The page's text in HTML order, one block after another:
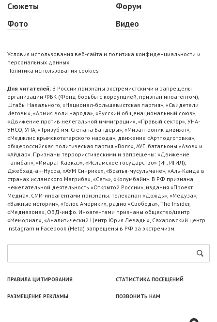
Сюжеты
Фото
Форум
Видео
Условия использования веб-сайта и политика конфиденциальности и
персональных данных
Политика использования cookies
Для читателей: В России признаны экстремистскими и запрещены
организации ФБК (Фонд борьбы с коррупцией, признан иноагентом),
Штабы Навального, «Национал-большевистская партия», «Свидетели
Иеговы», «Армия воли народа», «Русский общенациональный союз»,
«Движение против нелегальной иммиграции», «Правый сектор», УНА-
УНСО, УПА, «Тризуб им. Степана Бандеры», «Мизантропик дивижн»,
«Меджлис крымскотатарского народа», движение «Артподготовка»,
общероссийская политическая партия «Воля», АУЕ, батальоны «Азов» и
«Айдар». Признаны террористическими и запрещены: «Движение
Талибан», «Имарат Кавказ», «Исламское государство» (ИГ, ИГИЛ),
Джебхад-ан-Нусра, «АУМ Синрике», «Братья-мусульмане», «Аль-Каида в
странах исламского Магриба», «Сеть», «Колумбайн». В РФ признана
нежелательной деятельность «Открытой России», издания «Проект
Медиа». СМИ-иноагентами признаны: телеканал «Дождь», «Медуза»,
«Важные истории», «Голос Америки», радио «Свобода», The Insider,
«Медиазона», ОВД-инфо. Иноагентами признаны общество/центр
«Мемориал», «Аналитический Центр Юрия Левады», Сахаровский центр.
Instagram и Facebook (Metа) запрещены в РФ за экстремизм.
ПРАВИЛА ЦИТИРОВАНИЯ СТАТИСТИКА ПОСЕЩЕНИЙ
РАЗМЕЩЕНИЕ РЕКЛАМЫ ПОЗВОНИТЬ НАМ